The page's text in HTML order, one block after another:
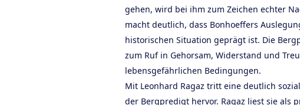
gehen, wird bei ihm zum Zeichen echter
macht deutlich, dass Bonhoeffers
historischen Situation geprägt ist. Die
zum Ruf in Gehorsam, Widerstand und
lebensgefährlichen Bedingungen.
Mit Leonhard Ragaz tritt eine deutlich
der Bergpredigt hervor. Ragaz liest sie als